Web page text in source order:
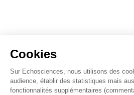
Cookies
Sur Echosciences, nous utilisons des
audience, établir des statistiques mais
fonctionnalités supplémentaires